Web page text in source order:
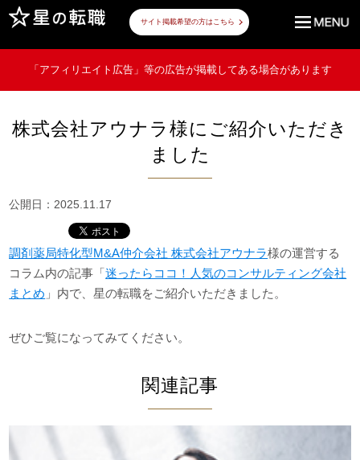
サイト掲載希望の方はこちら
「アフィリエイト広告」等の広告が掲載してある場合があります
株式会社アウナラ様にご紹介いただき
ました
公開日：2025.11.17
調剤薬局特化型M&A仲介会社 株式会社アウナラ様の運営する
コラム内の記事「迷ったらココ！人気のコンサルティング会社
まとめ 」内で、星の転職をご紹介いただきました。
ぜひご覧になってみてください。
関連記事